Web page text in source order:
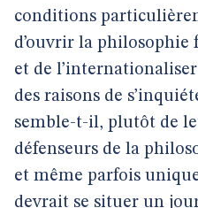
conditions
d’ouvrir la philosophie
et de
des raisons de
semble-t-il, plutôt de
défenseurs de la
et même parfois
devrait se situer un